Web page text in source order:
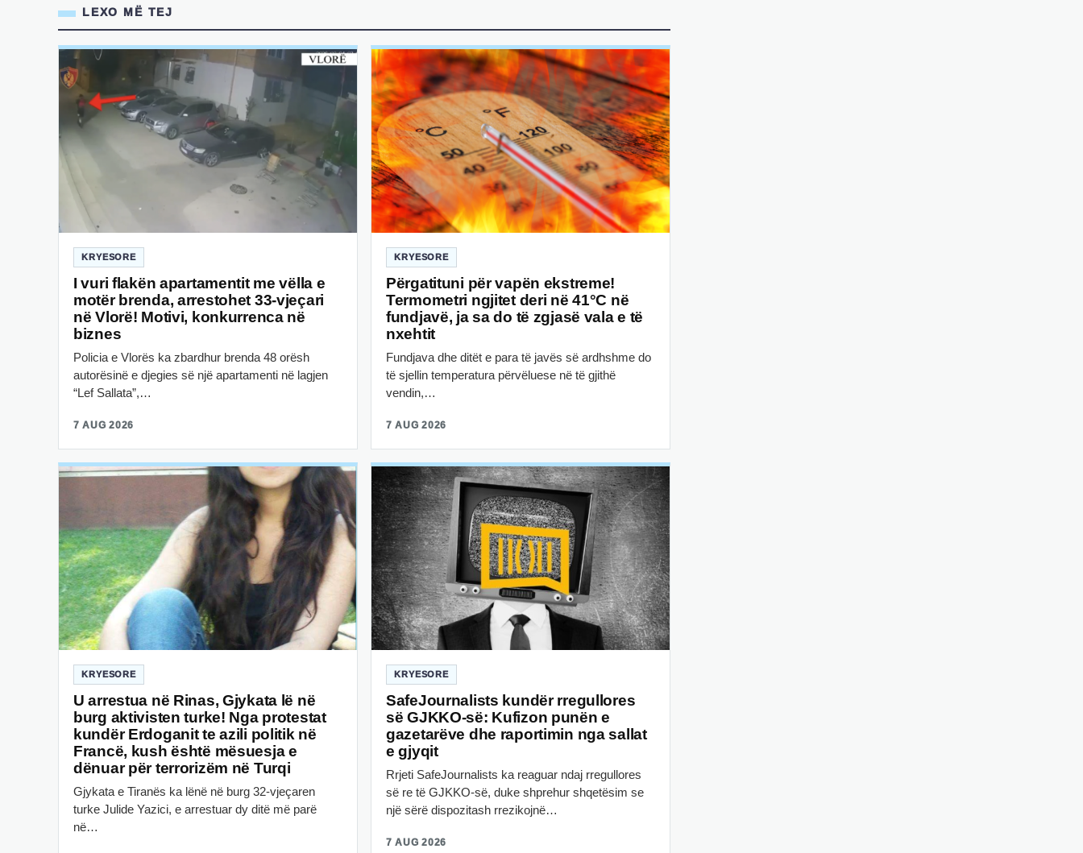
LEXO MË TEJ
KRYESORE
I vuri flakën apartamentit me vëlla e
motër brenda, arrestohet 33-vjeçari
në Vlorë! Motivi, konkurrenca në
biznes
Policia e Vlorës ka zbardhur brenda 48 orësh
autorësinë e djegies së një apartamenti në lagjen
“Lef Sallata”,…
7 AUG 2026
KRYESORE
Përgatituni për vapën ekstreme!
Termometri ngjitet deri në 41°C në
fundjavë, ja sa do të zgjasë vala e të
nxehtit
Fundjava dhe ditët e para të javës së ardhshme do
të sjellin temperatura përvëluese në të gjithë
vendin,…
7 AUG 2026
KRYESORE
U arrestua në Rinas, Gjykata lë në
burg aktivisten turke! Nga protestat
kundër Erdoganit te azili politik në
Francë, kush është mësuesja e
dënuar për terrorizëm në Turqi
Gjykata e Tiranës ka lënë në burg 32-vjeçaren
turke Julide Yazici, e arrestuar dy ditë më parë
në…
KRYESORE
SafeJournalists kundër rregullores
së GJKKO-së: Kufizon punën e
gazetarëve dhe raportimin nga sallat
e gjyqit
Rrjeti SafeJournalists ka reaguar ndaj rregullores
së re të GJKKO-së, duke shprehur shqetësim se
një sërë dispozitash rrezikojnë…
7 AUG 2026